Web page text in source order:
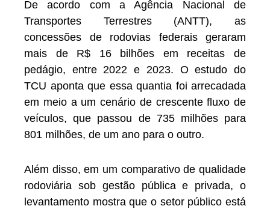
De acordo com a Agência Nacional de
Transportes Terrestres (ANTT), as
concessões de rodovias federais geraram
mais de R$ 16 bilhões em receitas de
pedágio, entre 2022 e 2023. O estudo do
TCU aponta que essa quantia foi arrecadada
em meio a um cenário de crescente fluxo de
veículos, que passou de 735 milhões para
801 milhões, de um ano para o outro.
Além disso, em um comparativo de qualidade
rodoviária sob gestão pública e privada, o
levantamento mostra que o setor público está